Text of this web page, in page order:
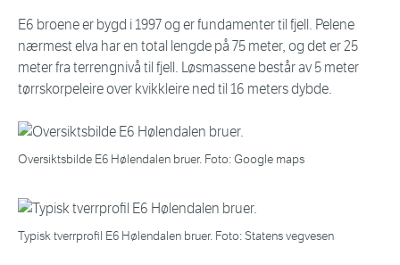
E6 broene er bygd i 1997 og er fundamenter til fjell. Pelene
nærmest elva har en total lengde på 75 meter, og det er 25
meter fra terrengnivå til fjell. Løsmassene består av 5 meter
tørrskorpeleire over kvikkleire ned til 16 meters dybde.
Oversiktsbilde E6 Hølendalen bruer. Foto: Google maps
Typisk tverrprofil E6 Hølendalen bruer. Foto: Statens vegvesen